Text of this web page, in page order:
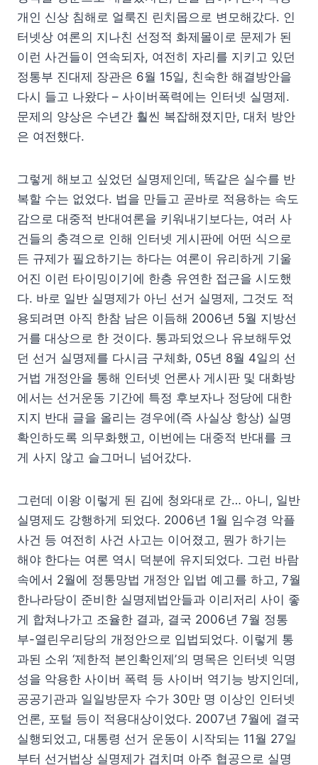
개인 신상 침해로 얼룩진 린치몹으로 변모해갔다. 인
터넷상 여론의 지나친 선정적 화제몰이로 문제가 된
이런 사건들이 연속되자, 여전히 자리를 지키고 있던
정통부 진대제 장관은 6월 15일, 친숙한 해결방안을
다시 들고 나왔다 – 사이버폭력에는 인터넷 실명제.
문제의 양상은 수년간 훨씬 복잡해졌지만, 대처 방안
은 여전했다.
그렇게 해보고 싶었던 실명제인데, 똑같은 실수를 반
복할 수는 없었다. 법을 만들고 곧바로 적용하는 속도
감으로 대중적 반대여론을 키워내기보다는, 여러 사
건들의 충격으로 인해 인터넷 게시판에 어떤 식으로
든 규제가 필요하기는 하다는 여론이 유리하게 기울
어진 이런 타이밍이기에 한층 유연한 접근을 시도했
다. 바로 일반 실명제가 아닌 선거 실명제, 그것도 적
용되려면 아직 한참 남은 이듬해 2006년 5월 지방선
거를 대상으로 한 것이다. 통과되었으나 유보해두었
던 선거 실명제를 다시금 구체화, 05년 8월 4일의 선
거법 개정안을 통해 인터넷 언론사 게시판 및 대화방
에서는 선거운동 기간에 특정 후보자나 정당에 대한
지지 반대 글을 올리는 경우에(즉 사실상 항상) 실명
확인하도록 의무화했고, 이번에는 대중적 반대를 크
게 사지 않고 슬그머니 넘어갔다.
그런데 이왕 이렇게 된 김에 청와대로 간… 아니, 일반
실명제도 강행하게 되었다. 2006년 1월 임수경 악플
사건 등 여전히 사건 사고는 이어졌고, 뭔가 하기는
해야 한다는 여론 역시 덕분에 유지되었다. 그런 바람
속에서 2월에 정통망법 개정안 입법 예고를 하고, 7월
한나라당이 준비한 실명제법안들과 이리저리 사이 좋
게 합쳐나가고 조율한 결과, 결국 2006년 7월 정통
부-열린우리당의 개정안으로 입법되었다. 이렇게 통
과된 소위 ‘제한적 본인확인제’의 명목은 인터넷 익명
성을 악용한 사이버 폭력 등 사이버 역기능 방지인데,
공공기관과 일일방문자 수가 30만 명 이상인 인터넷
언론, 포털 등이 적용대상이었다. 2007년 7월에 결국
실행되었고, 대통령 선거 운동이 시작되는 11월 27일
부터 선거법상 실명제가 겹치며 아주 협공으로 실명